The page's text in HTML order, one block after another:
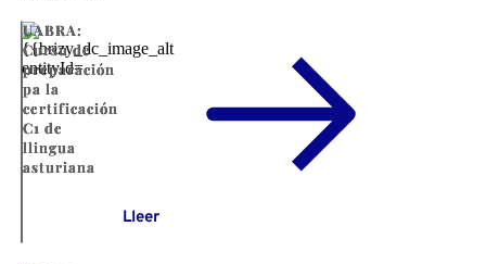
UABRA:
Cursu de
preparación
pa la
certificación
C1 de
llingua
asturiana
Lleer